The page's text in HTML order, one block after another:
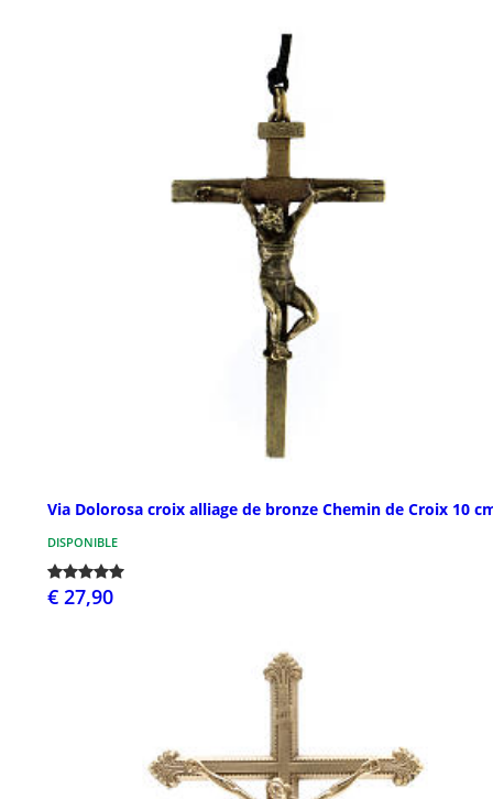
Via Dolorosa croix alliage de bronze Chemin de Croix 10
DISPONIBLE
€ 27,90